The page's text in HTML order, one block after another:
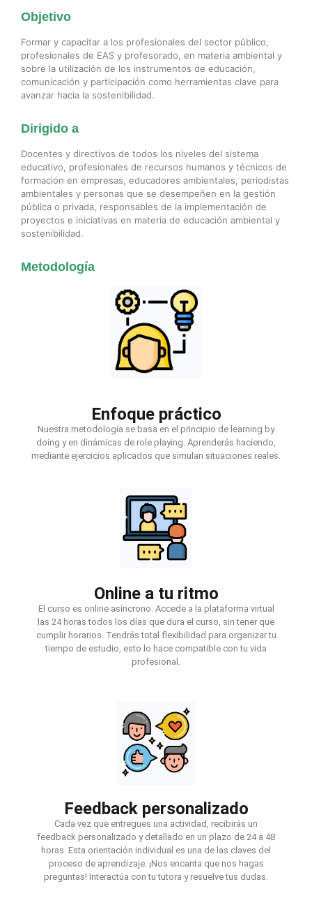
Objetivo
Formar y capacitar a los profesionales del sector público,
profesionales de EAS y profesorado, en materia ambiental y
sobre la utilización de los instrumentos de educación,
comunicación y participación como herramientas clave para
avanzar hacia la sostenibilidad.
Dirigido a
Docentes y directivos de todos los niveles del sistema
educativo, profesionales de recursos humanos y técnicos de
formación en empresas, educadores ambientales, periodistas
ambientales y personas que se desempeñen en la gestión
pública o privada, responsables de la implementación de
proyectos e iniciativas en materia de educación ambiental y
sostenibilidad.
Metodología
Enfoque práctico
Nuestra metodología se basa en el principio de learning by
doing y en dinámicas de role playing. Aprenderás haciendo,
mediante ejercicios aplicados que simulan situaciones reales.
Online a tu ritmo
El curso es online asíncrono. Accede a la plataforma virtual
las 24 horas todos los días que dura el curso, sin tener que
cumplir horarios. Tendrás total flexibilidad para organizar tu
tiempo de estudio, esto lo hace compatible con tu vida
profesional.
Feedback personalizado
Cada vez que entregues una actividad, recibirás un
feedback personalizado y detallado en un plazo de 24 a 48
horas. Esta orientación individual es una de las claves del
proceso de aprendizaje. ¡Nos encanta que nos hagas
preguntas! Interactúa con tu tutora y resuelve tus dudas.